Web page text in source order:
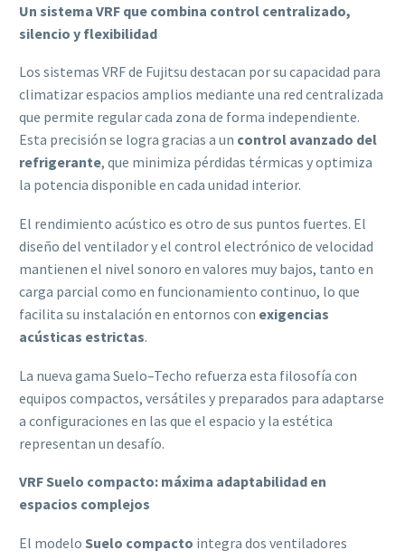
Un sistema VRF que combina control centralizado,
silencio y flexibilidad
Los sistemas VRF de Fujitsu destacan por su capacidad para
climatizar espacios amplios mediante una red centralizada
que permite regular cada zona de forma independiente.
Esta precisión se logra gracias a un control avanzado del
refrigerante, que minimiza pérdidas térmicas y optimiza
la potencia disponible en cada unidad interior.
El rendimiento acústico es otro de sus puntos fuertes. El
diseño del ventilador y el control electrónico de velocidad
mantienen el nivel sonoro en valores muy bajos, tanto en
carga parcial como en funcionamiento continuo, lo que
facilita su instalación en entornos con exigencias
acústicas estrictas.
La nueva gama Suelo–Techo refuerza esta filosofía con
equipos compactos, versátiles y preparados para adaptarse
a configuraciones en las que el espacio y la estética
representan un desafío.
VRF Suelo compacto: máxima adaptabilidad en
espacios complejos
El modelo Suelo compacto integra dos ventiladores